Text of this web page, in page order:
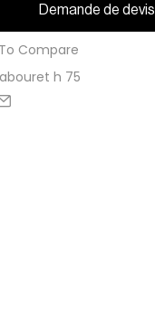
Demande de devis
Compare
h 75